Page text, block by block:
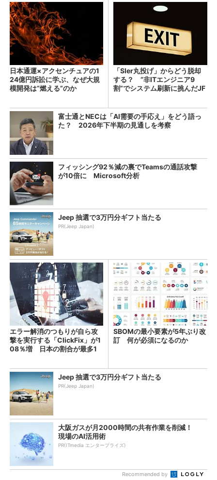
日本通運×アクセンチュアの1
24億円訴訟に学ぶ、なぜ大規
模開発は“燃える”のか
「SIer丸投げ」からどう脱却
する？ “非ITエンジニア9
割”でシステム刷新に挑んだJF
富士通とNECは「AI需要の手応え」をどう語っ
た？ 2026年下半期の見通しを考察
フィッシング92％減の裏でTeamsの通話攻撃
が10倍に Microsoft分析
Jeep 抽選で3万円分ギフト当たる
PR(Jeep Japan)
エラー解消のつもりが自ら攻
撃を実行する「ClickFix」が1
08％増 日本の割合が最多1
SBOMの最小要素が5年ぶり改
訂 何が必須になるのか
Jeep 抽選で3万円分ギフト当たる
PR(Jeep Japan)
大阪ガスが月2000時間の共有作業を削減！
現場のAI活用術
PR(ITmedia エンタープライズ)
Recommended by